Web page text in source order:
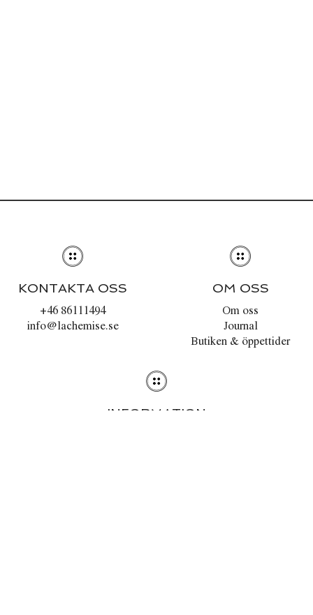
KONTAKTA OSS
+46 86111494
info@lachemise.se
OM OSS
Om oss
Journal
Butiken & öppettider
INFORMATION